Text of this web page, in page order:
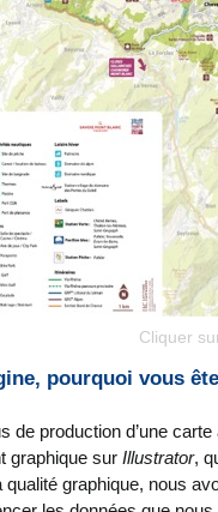
Cliquer
pourquoi vous
de production d’une carte
graphique sur Illustrator,
qualité graphique, nous